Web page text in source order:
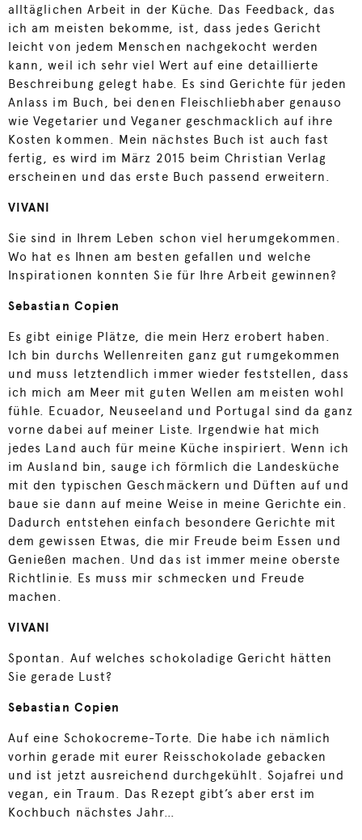
alltäglichen Arbeit in der Küche. Das Feedback, das
ich am meisten bekomme, ist, dass jedes Gericht
leicht von jedem Menschen nachgekocht werden
kann, weil ich sehr viel Wert auf eine detaillierte
Beschreibung gelegt habe. Es sind Gerichte für jeden
Anlass im Buch, bei denen Fleischliebhaber genauso
wie Vegetarier und Veganer geschmacklich auf ihre
Kosten kommen. Mein nächstes Buch ist auch fast
fertig, es wird im März 2015 beim Christian Verlag
erscheinen und das erste Buch passend erweitern.
VIVANI
Sie sind in Ihrem Leben schon viel herumgekommen.
Wo hat es Ihnen am besten gefallen und welche
Inspirationen konnten Sie für Ihre Arbeit gewinnen?
Sebastian Copien
Es gibt einige Plätze, die mein Herz erobert haben.
Ich bin durchs Wellenreiten ganz gut rumgekommen
und muss letztendlich immer wieder feststellen, dass
ich mich am Meer mit guten Wellen am meisten wohl
fühle. Ecuador, Neuseeland und Portugal sind da ganz
vorne dabei auf meiner Liste. Irgendwie hat mich
jedes Land auch für meine Küche inspiriert. Wenn ich
im Ausland bin, sauge ich förmlich die Landesküche
mit den typischen Geschmäckern und Düften auf und
baue sie dann auf meine Weise in meine Gerichte ein.
Dadurch entstehen einfach besondere Gerichte mit
dem gewissen Etwas, die mir Freude beim Essen und
Genießen machen. Und das ist immer meine oberste
Richtlinie. Es muss mir schmecken und Freude
machen.
VIVANI
Spontan. Auf welches schokoladige Gericht hätten
Sie gerade Lust?
Sebastian Copien
Auf eine Schokocreme-Torte. Die habe ich nämlich
vorhin gerade mit eurer Reisschokolade gebacken
und ist jetzt ausreichend durchgekühlt. Sojafrei und
vegan, ein Traum. Das Rezept gibt’s aber erst im
Kochbuch nächstes Jahr…